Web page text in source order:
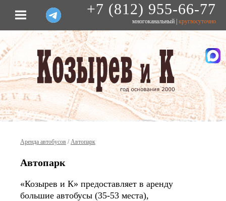
+7 (812) 955-66-77
многоканальный | круглосуточно
Аренда автобусов /Автопарк
Автопарк
«Козырев и К» предоставляет в аренду
большие автобусы (35-53 места),